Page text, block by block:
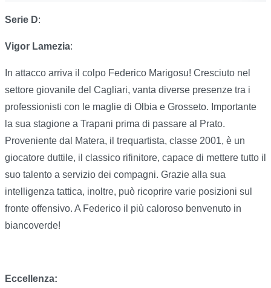
Serie D:
Vigor Lamezia:
In attacco arriva il colpo Federico Marigosu! Cresciuto nel
settore giovanile del Cagliari, vanta diverse presenze tra i
professionisti con le maglie di Olbia e Grosseto. Importante
la sua stagione a Trapani prima di passare al Prato.
Proveniente dal Matera, il trequartista, classe 2001, è un
giocatore duttile, il classico rifinitore, capace di mettere tutto il
suo talento a servizio dei compagni. Grazie alla sua
intelligenza tattica, inoltre, può ricoprire varie posizioni sul
fronte offensivo. A Federico il più caloroso benvenuto in
biancoverde!
Eccellenza: